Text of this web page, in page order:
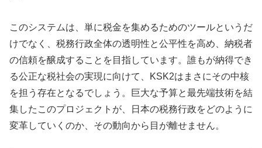
このシステムは、単に税金を集めるためのツールというだ
けでなく、税務行政全体の透明性と公平性を高め、納税者
の信頼を醸成することを目指しています。誰もが納得でき
る公正な税社会の実現に向けて、KSK2はまさにその中核
を担う存在となるでしょう。巨大な予算と最先端技術を結
集したこのプロジェクトが、日本の税務行政をどのように
変革していくのか、その動向から目が離せません。